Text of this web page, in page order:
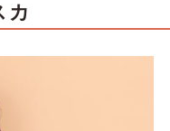
カ